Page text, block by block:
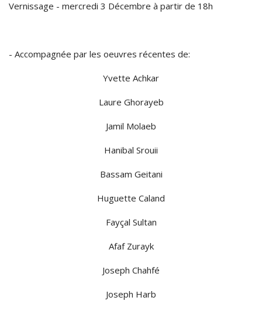
Vernissage - mercredi 3 Décembre à partir de 18h
- Accompagnée par les oeuvres récentes de:
Yvette Achkar
Laure Ghorayeb
Jamil Molaeb
Hanibal Srouii
Bassam Geitani
Huguette Caland
Fayçal Sultan
Afaf Zurayk
Joseph Chahfé
Joseph Harb